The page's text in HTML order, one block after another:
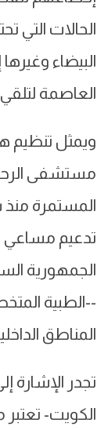
الحالات التي
البيضاء
العاصمة لتلقي
ويمثل تنظيم
مستشفى
المستمرة منذ
تدعيم مساعي
الجمهورية
--الطبية
المناطق
تجدر الإشارة
الكويت-